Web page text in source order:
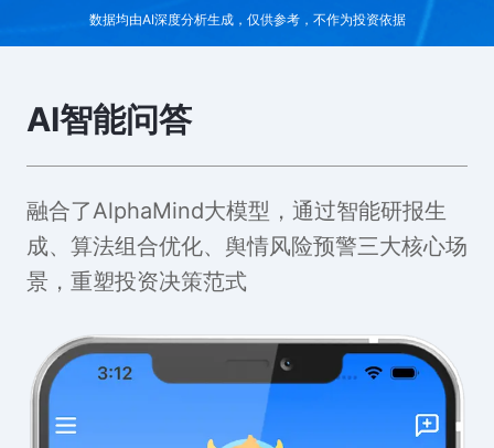
数据均由AI深度分析生成，仅供参考，不作为投资依据
AI智能问答
融合了AlphaMind大模型，通过智能研报生
成、算法组合优化、舆情风险预警三大核心场
景，重塑投资决策范式